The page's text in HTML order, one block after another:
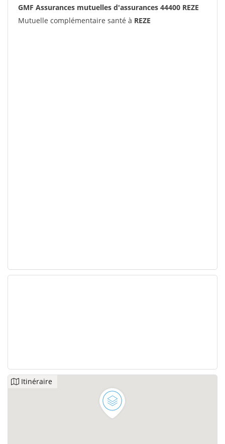
GMF Assurances mutuelles d'assurances 44400 REZE
Mutuelle complémentaire santé à REZE
Itinéraire